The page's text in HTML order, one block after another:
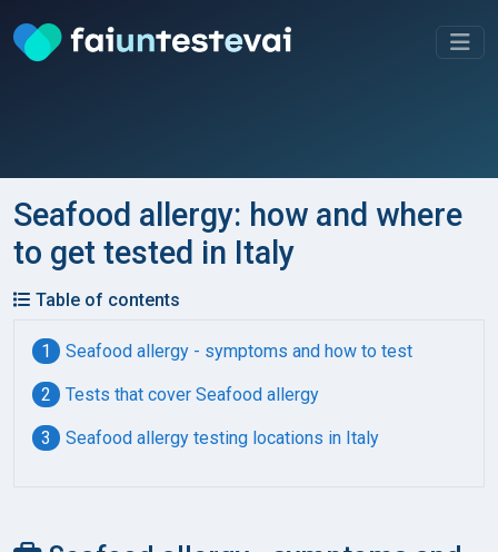
Seafood allergy: how and where
to get tested in Italy
Table of contents
Seafood allergy - symptoms and how to test
Tests that cover Seafood allergy
Seafood allergy testing locations in Italy